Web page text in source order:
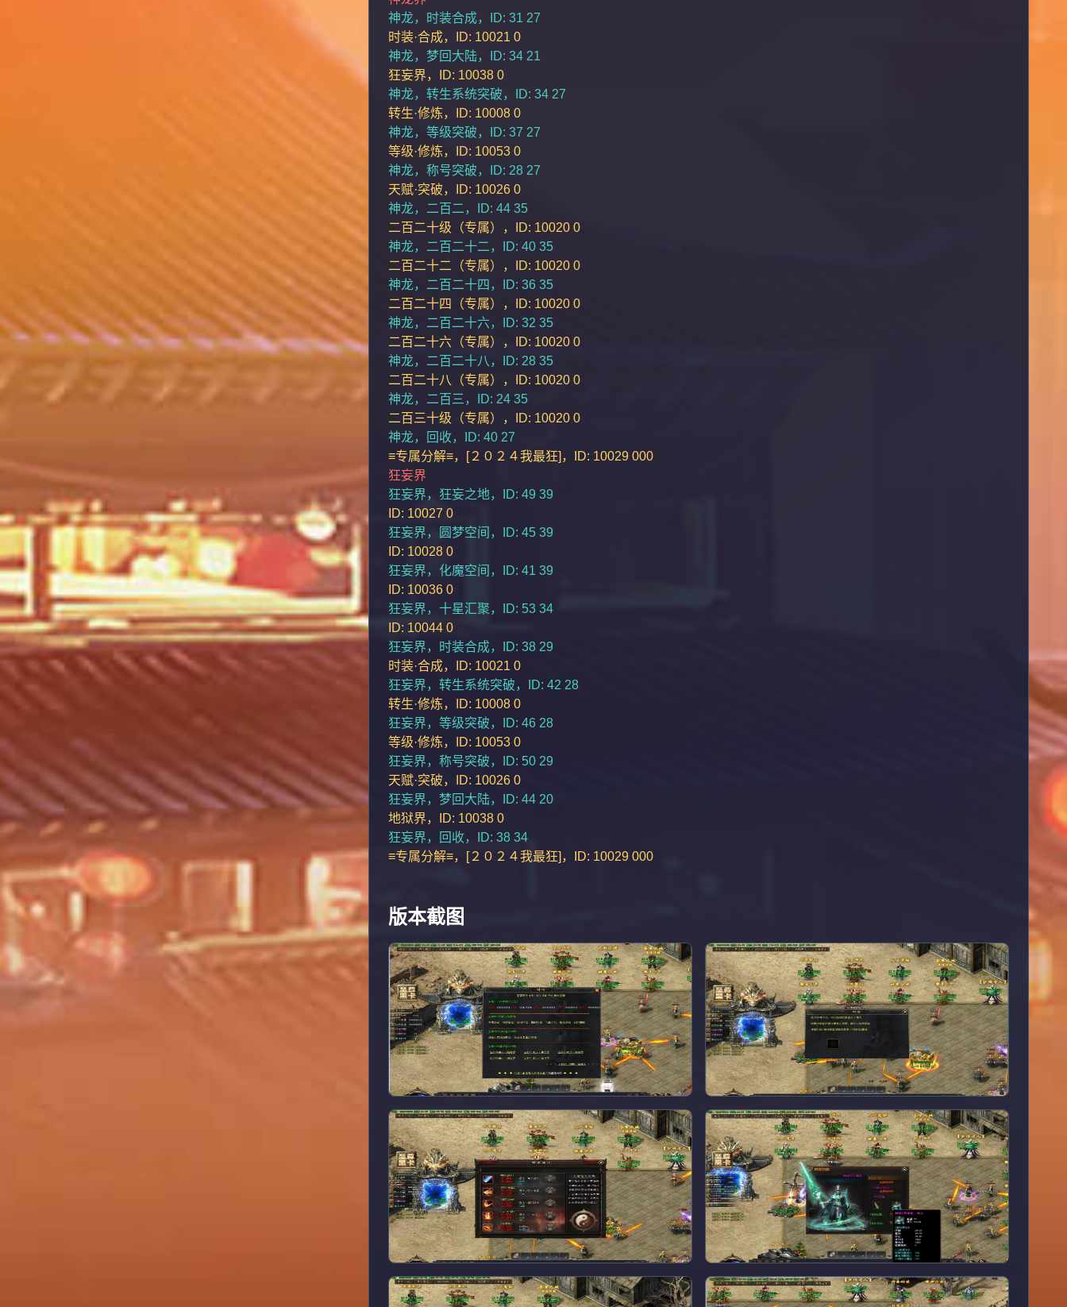
神龙，时装合成，ID: 31 27
时装·合成，ID: 10021 0
神龙，梦回大陆，ID: 34 21
狂妄界，ID: 10038 0
神龙，转生系统突破，ID: 34 27
转生·修炼，ID: 10008 0
神龙，等级突破，ID: 37 27
等级·修炼，ID: 10053 0
神龙，称号突破，ID: 28 27
天赋·突破，ID: 10026 0
神龙，二百二，ID: 44 35
二百二十级（专属），ID: 10020 0
神龙，二百二十二，ID: 40 35
二百二十二（专属），ID: 10020 0
神龙，二百二十四，ID: 36 35
二百二十四（专属），ID: 10020 0
神龙，二百二十六，ID: 32 35
二百二十六（专属），ID: 10020 0
神龙，二百二十八，ID: 28 35
二百二十八（专属），ID: 10020 0
神龙，二百三，ID: 24 35
二百三十级（专属），ID: 10020 0
神龙，回收，ID: 40 27
≡专属分解≡，[２０２４我最狂]，ID: 10029 000
狂妄界
狂妄界，狂妄之地，ID: 49 39
ID: 10027 0
狂妄界，圆梦空间，ID: 45 39
ID: 10028 0
狂妄界，化魔空间，ID: 41 39
ID: 10036 0
狂妄界，十星汇聚，ID: 53 34
ID: 10044 0
狂妄界，时装合成，ID: 38 29
时装·合成，ID: 10021 0
狂妄界，转生系统突破，ID: 42 28
转生·修炼，ID: 10008 0
狂妄界，等级突破，ID: 46 28
等级·修炼，ID: 10053 0
狂妄界，称号突破，ID: 50 29
天赋·突破，ID: 10026 0
狂妄界，梦回大陆，ID: 44 20
地狱界，ID: 10038 0
狂妄界，回收，ID: 38 34
≡专属分解≡，[２０２４我最狂]，ID: 10029 000
版本截图